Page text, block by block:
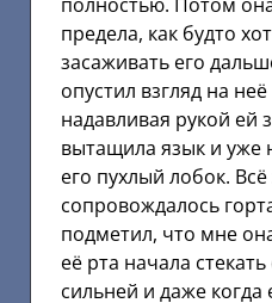
предела, как будто
засаживать его
опустил взгляд на
надавливая рукой ей
вытащила язык и уже
его пухлый лобок.
сопровождалось
подметил, что мне
её рта начала
сильней и даже когда